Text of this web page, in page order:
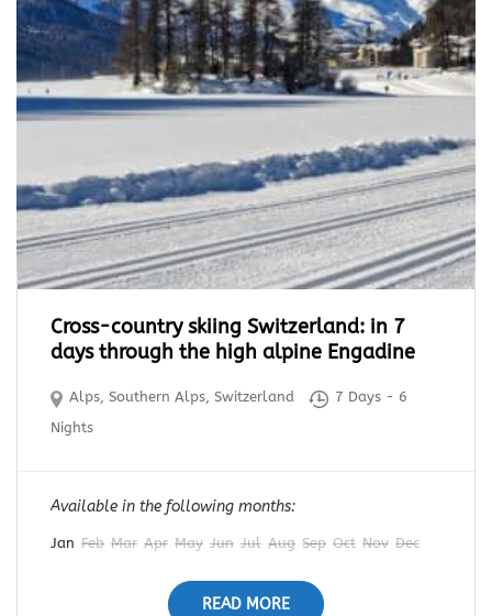
Cross-country skiing Switzerland: in 7
days through the high alpine Engadine
Alps,Southern Alps,Switzerland
7 Days - 6
Nights
Available in the following months:
Jan Feb Mar Apr May Jun Jul Aug Sep Oct Nov Dec
READ MORE